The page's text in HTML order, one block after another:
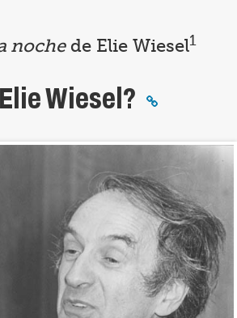
nochede Elie Wiesel1
Wiesel?